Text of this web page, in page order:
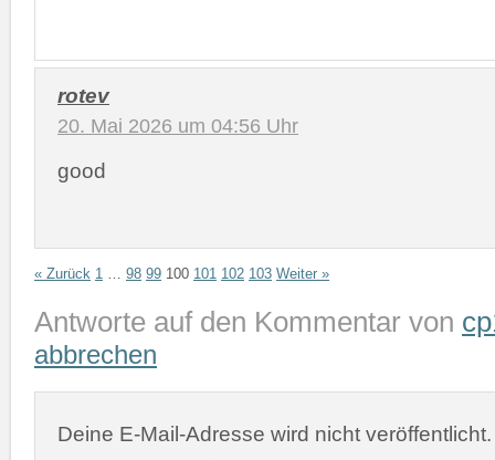
rotev
20. Mai 2026 um 04:56 Uhr
good
« Zurück 1 … 98 99 100 101 102 103 Weiter »
Antworte auf den Kommentar von
abbrechen
Deine E-Mail-Adresse wird nicht veröffentlicht.